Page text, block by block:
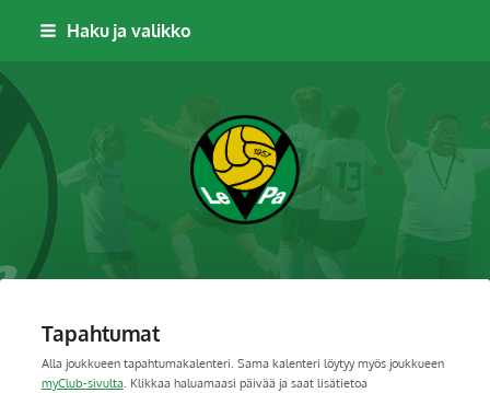
Haku ja valikko
Leppävaaran Pallo
Tapahtumat
Alla joukkueen tapahtumakalenteri. Sama kalenteri löytyy myös joukkueen
myClub-sivulta. Klikkaa haluamaasi päivää ja saat lisätietoa